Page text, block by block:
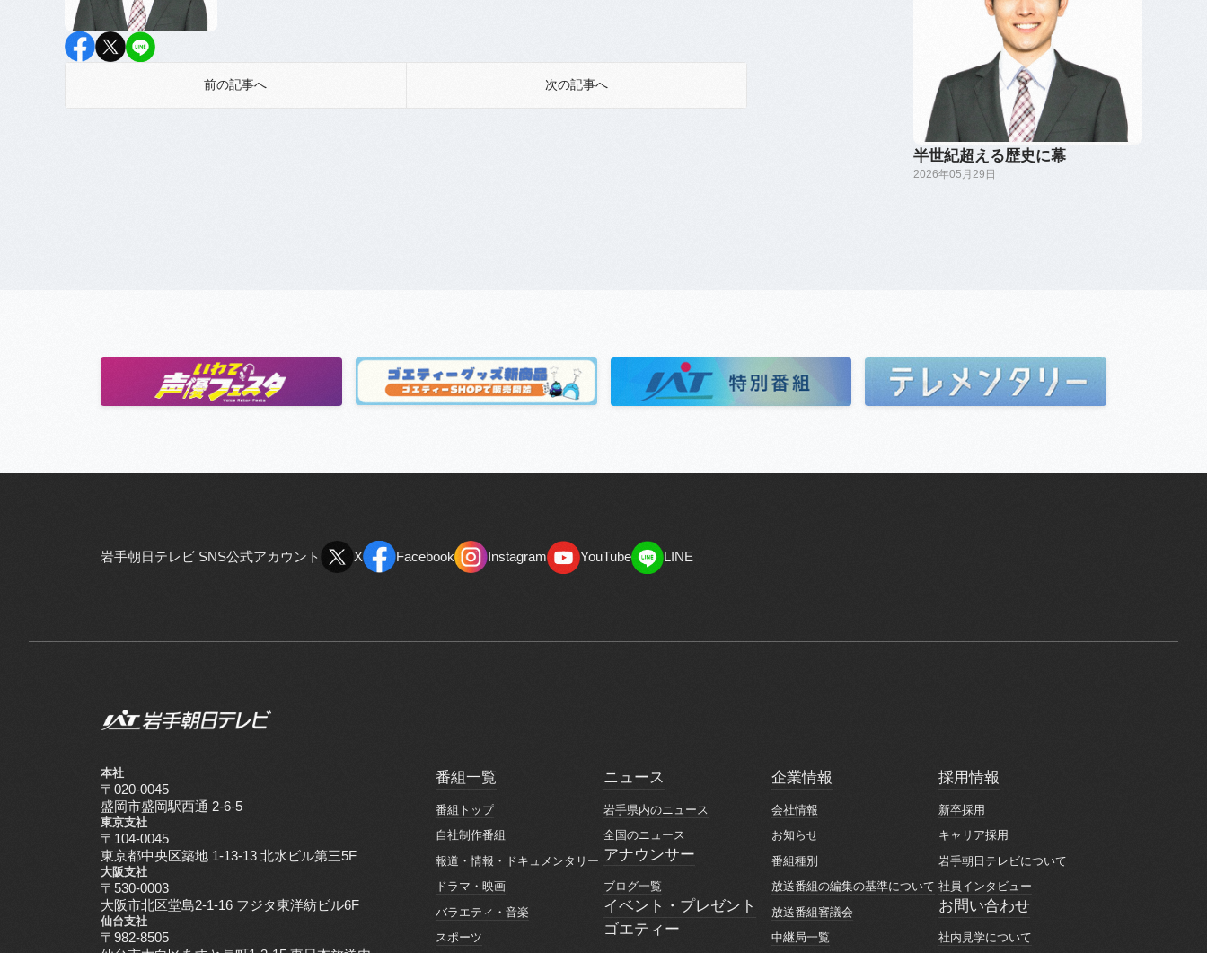
前の記事へ 次の記事へ
半世紀超える歴史に幕
2026年05月29日
岩手朝日テレビ SNS公式アカウント
X
Facebook
Instagram
YouTube
LINE
本社
〒020-0045
盛岡市盛岡駅西通 2-6-5
東京支社
〒104-0045
東京都中央区築地 1-13-13 北水ビル第三5F
大阪支社
〒530-0003
大阪市北区堂島2-1-16 フジタ東洋紡ビル6F
仙台支社
〒982-8505
番組一覧
番組一覧
番組トップ
番組トップ
自社制作番組
自社制作番組
報道・情報・ドキュメンタリー
報道・情報・ドキュメンタリー
ドラマ・映画
バラエティ・音楽
スポーツ
ニュース
ニュース
岩手県内のニュース
岩手県内のニュース
全国のニュース
全国のニュース
アナウンサー
アナウンサー
ブログ一覧
ブログ一覧
イベント・プレゼント
イベント・プレゼント
ゴエティー
企業情報
企業情報
会社情報
会社情報
お知らせ
お知らせ
番組種別
番組種別
放送番組の編集の基準について
放送番組の編集の基準について
放送番組審議会
放送番組審議会
中継局一覧
採用情報
採用情報
新卒採用
キャリア採用
キャリア採用
岩手朝日テレビについて
岩手朝日テレビについて
社員インタビュー
社員インタビュー
お問い合わせ
お問い合わせ
社内見学について